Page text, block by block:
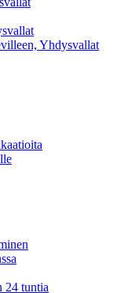
Yhdysvallat
24 tuntia